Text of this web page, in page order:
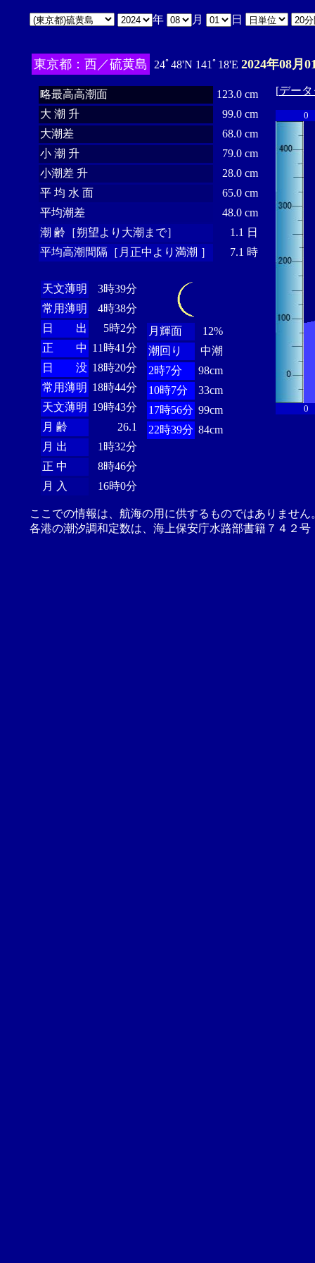
年 月 日
東京都：西／硫黄島 24ﾟ48'N 141ﾟ18'E 2024年08月
略最高高潮面
123.0 cm
大 潮 升
99.0 cm
大潮差
68.0 cm
小 潮 升
79.0 cm
小潮差 升
28.0 cm
平 均 水 面
65.0 cm
平均潮差
48.0 cm
潮 齢［朔望より大潮まで］
1.1 日
平均高潮間隔［月正中より満潮 ］
7.1 時
天文薄明
3時39分
常用薄明
4時38分
日 出
5時2分
正 中 11時41分
日 没 18時20分
常用薄明 18時44分
天文薄明 19時43分
月 齢
26.1
月 出
1時32分
正 中
8時46分
月 入
16時0分
月輝面
12%
潮回り
中潮
2時7分
98cm
10時7分
33cm
17時56分 99cm
22時39分 84cm
[デー
0
0
ここでの情報は、航海の用に供するものではありませ
各港の潮汐調和定数は、海上保安庁水路部書籍７４２